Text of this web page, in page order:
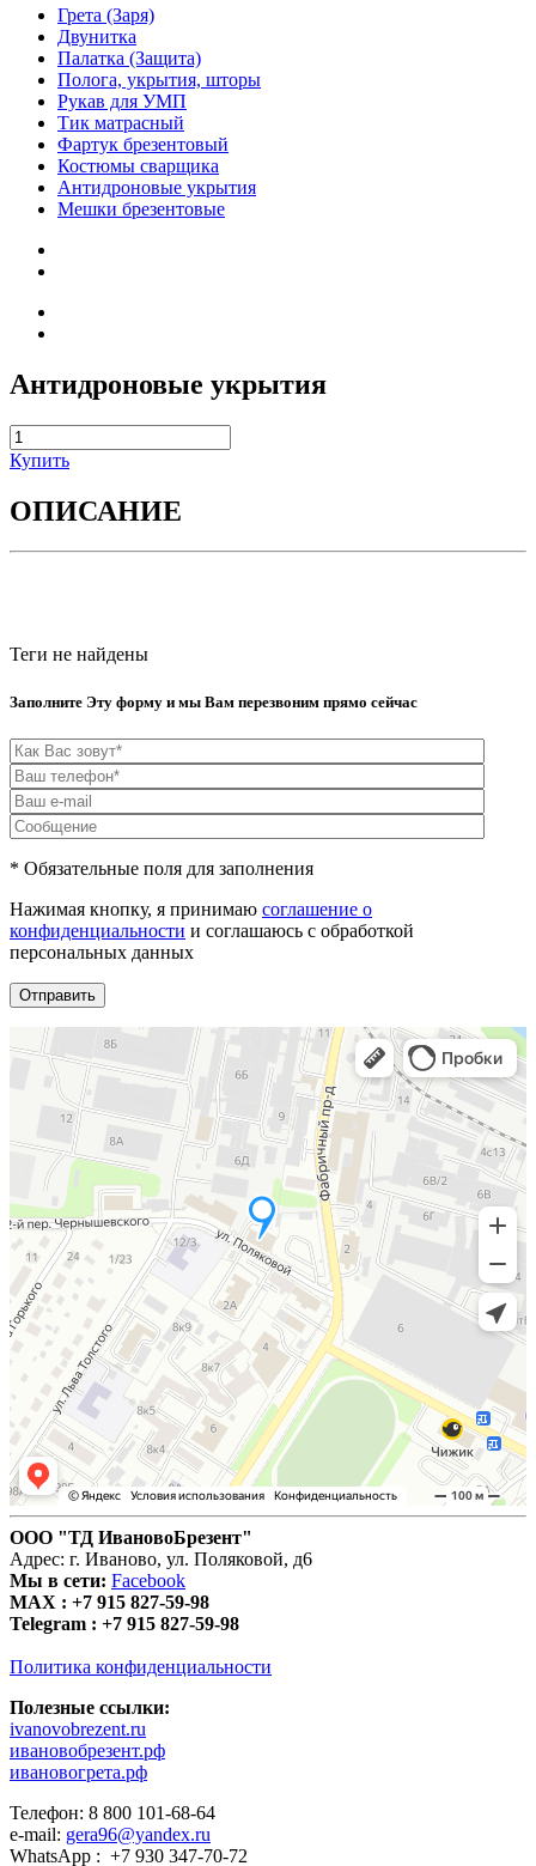
Грета (Заря)
Двунитка
Палатка (Защита)
Полога, укрытия, шторы
Рукав для УМП
Тик матрасный
Фартук брезентовый
Костюмы сварщика
Антидроновые укрытия
Мешки брезентовые
Антидроновые укрытия
Купить
ОПИСАНИЕ
Теги не найдены
Заполните Эту форму и мы Вам перезвоним прямо сейчас
* Обязательные поля для заполнения
Нажимая кнопку, я принимаю соглашение о
конфиденциальности и соглашаюсь с обработкой
персональных данных
Отправить
ООО "ТД ИвановоБрезент"
Адрес: г. Иваново, ул. Поляковой, д6
Мы в сети: Facebook
MAX : +7 915 827-59-98
Telegram : +7 915 827-59-98
Политика конфиденциальности
Полезные ссылки:
ivanovobrezent.ru
ивановобрезент.рф
ивановогрета.рф
Телефон: 8 800 101-68-64
e-mail: gera96@yandex.ru
WhatsApp : +7 930 347-70-72